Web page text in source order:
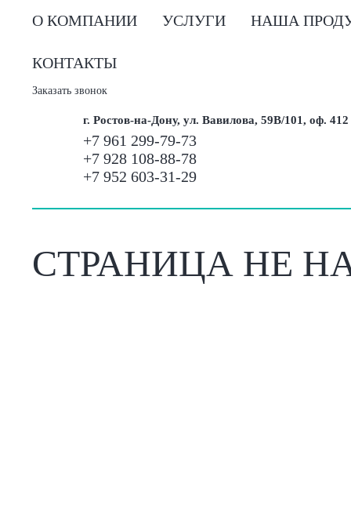
О КОМПАНИИ УСЛУГИ НАША
КОНТАКТЫ
Заказать звонок
г. Ростов-на-Дону, ул. Вавилова, 59В/101, оф. 412
+7 961 299-79-73
+7 928 108-88-78
+7 952 603-31-29
СТРАНИЦА НЕ